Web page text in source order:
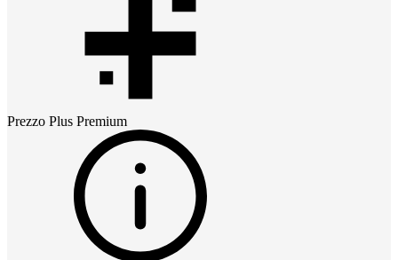
Prezzo Plus Premium